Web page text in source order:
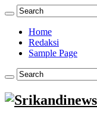
Home
Redaksi
Sample Page